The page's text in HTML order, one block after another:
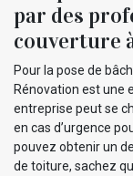
par des
couverture
Pour la pose de
Rénovation est une
entreprise peut se
en cas d’urgence
pouvez obtenir un
de toiture, sachez